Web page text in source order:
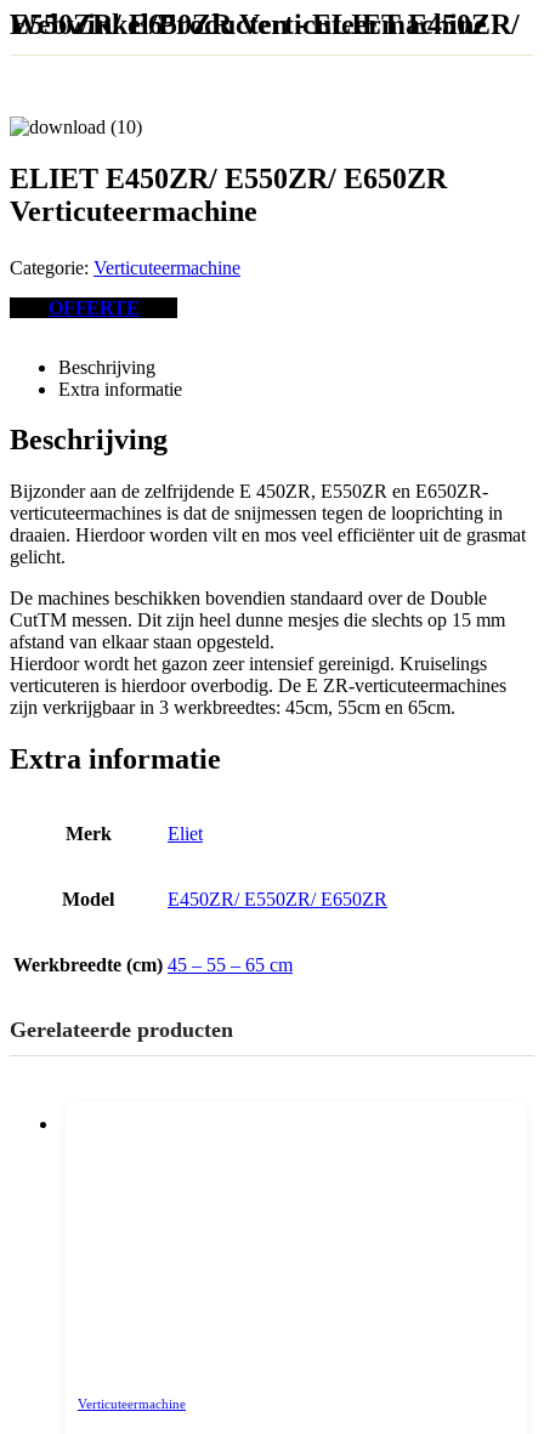
Webwinkel/Producten - ELIET E450ZR/ E550ZR/ E650ZR Verticuteermachine
ELIET E450ZR/ E550ZR/ E650ZR
Verticuteermachine
Categorie: Verticuteermachine
OFFERTE
Beschrijving
Extra informatie
Beschrijving
Bijzonder aan de zelfrijdende E 450ZR, E550ZR en E650ZR-
verticuteermachines is dat de snijmessen tegen de looprichting in
draaien. Hierdoor worden vilt en mos veel efficiënter uit de grasmat
gelicht.
De machines beschikken bovendien standaard over de Double
CutTM messen. Dit zijn heel dunne mesjes die slechts op 15 mm
afstand van elkaar staan opgesteld.
Hierdoor wordt het gazon zeer intensief gereinigd. Kruiselings
verticuteren is hierdoor overbodig. De E ZR-verticuteermachines
zijn verkrijgbaar in 3 werkbreedtes: 45cm, 55cm en 65cm.
Extra informatie
Merk Eliet
Model E450ZR/ E550ZR/ E650ZR
Werkbreedte (cm) 45 – 55 – 65 cm
Gerelateerde producten
Verticuteermachine